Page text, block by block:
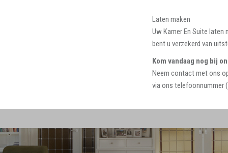
Laten maken
Uw Kamer En Suite
bent u verzekerd van
Kom vandaag nog bij
Neem contact met ons
via ons telefoonnummer